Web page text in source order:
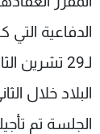
الدفاعية
لـ29
البلاد خلال
الجلسة تم